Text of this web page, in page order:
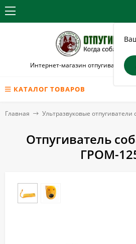
Интернет-магазин отпугивателей
КАТАЛОГ ТОВАРОВ
Главная Ультразвуковые отпугиватели
Отпугиватель
ГРОМ-